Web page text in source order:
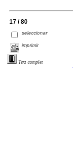
17 / 80
seleccionar
imprimir
Text complet